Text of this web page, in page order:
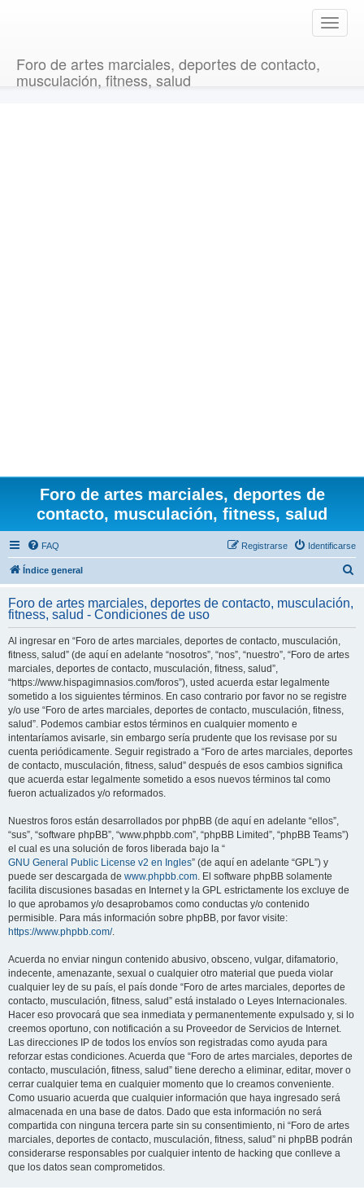
T
o
Foro de artes marciales, deportes de contacto,
musculación, fitness, salud
Foro de artes marciales, deportes de
contacto, musculación, fitness, salud
FAQ Identificarse
Registrarse
Índice general
c
Foro de artes marciales, deportes de contacto, musculación,
fitness, salud - Condiciones de uso
Al ingresar en “Foro de artes marciales, deportes de contacto, musculación,
fitness, salud” (de aquí en adelante “nosotros”, “nos”, “nuestro”, “Foro de artes
marciales, deportes de contacto, musculación, fitness, salud”,
“https://www.hispagimnasios.com/foros”), usted acuerda estar legalmente
sometido a los siguientes términos. En caso contrario por favor no se registre
y/o use “Foro de artes marciales, deportes de contacto, musculación, fitness,
salud”. Podemos cambiar estos términos en cualquier momento e
intentaríamos avisarle, sin embargo sería prudente que los revisase por su
cuenta periódicamente. Seguir registrado a “Foro de artes marciales, deportes
de contacto, musculación, fitness, salud” después de esos cambios significa
que acuerda estar legalmente sometido a esos nuevos términos tal como
fueron actualizados y/o reformados.
Nuestros foros están desarrollados por phpBB (de aquí en adelante “ellos”,
“sus”, “software phpBB”, “www.phpbb.com”, “phpBB Limited”, “phpBB Teams”)
el cual es una solución de foros liberada bajo la “
GNU General Public License v2 en Ingles” (de aquí en adelante “GPL”) y
puede ser descargada de www.phpbb.com. El software phpBB solamente
facilita discusiones basadas en Internet y la GPL estrictamente los excluye de
lo que aprobamos y/o desaprobamos como conductas y/o contenido
permisible. Para más información sobre phpBB, por favor visite:
https://www.phpbb.com/.
Acuerda no enviar ningun contenido abusivo, obsceno, vulgar, difamatorio,
indecente, amenazante, sexual o cualquier otro material que pueda violar
cualquier ley de su país, el país donde “Foro de artes marciales, deportes de
contacto, musculación, fitness, salud” está instalado o Leyes Internacionales.
Hacer eso provocará que sea inmediata y permanentemente expulsado y, si lo
creemos oportuno, con notificación a su Proveedor de Servicios de Internet.
Las direcciones IP de todos los envíos son registradas como ayuda para
reforzar estas condiciones. Acuerda que “Foro de artes marciales, deportes de
contacto, musculación, fitness, salud” tiene derecho a eliminar, editar, mover o
cerrar cualquier tema en cualquier momento que lo creamos conveniente.
Como usuario acuerda que cualquier información que haya ingresado será
almacenada en una base de datos. Dado que esta información no será
compartida con ninguna tercera parte sin su consentimiento, ni “Foro de artes
marciales, deportes de contacto, musculación, fitness, salud” ni phpBB podrán
considerarse responsables por cualquier intento de hacking que conlleve a
que los datos sean comprometidos.